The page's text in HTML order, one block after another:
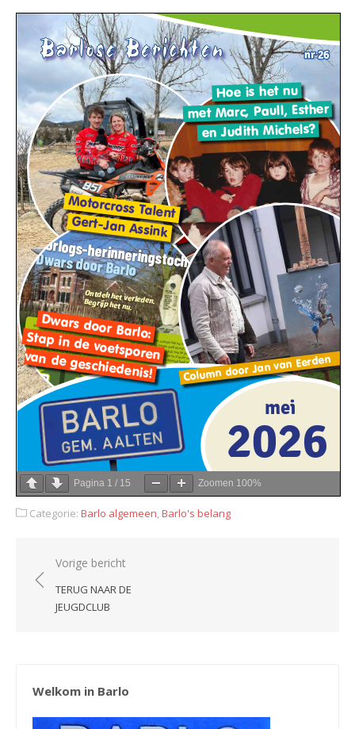
Pagina 1 / 15 Zoomen 100%
Categorie: Barlo algemeen,Barlo's belang
Bericht
navigatie
Vorige bericht
TERUG NAAR DE
JEUGDCLUB
Welkom in Barlo